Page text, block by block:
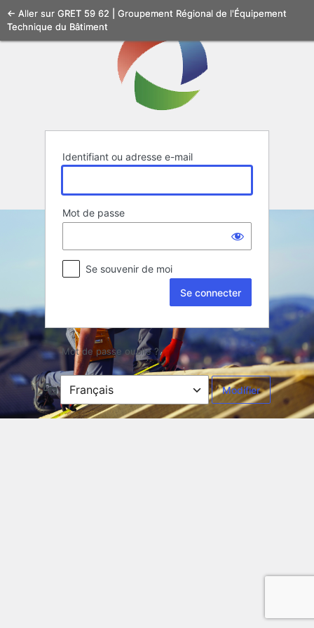
Se
connecter
Identifiant ou adresse e-mail
Mot de passe
Se souvenir de moi
Mot de passe oublié ?
← Aller sur GRET 59 62 | Groupement Régional de l'Équipement
Technique du Bâtiment
Langue